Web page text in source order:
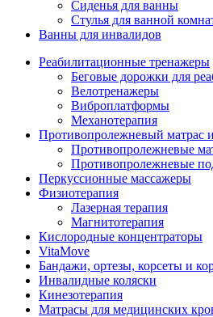
Сиденья для ванны
Стулья для ванной
Ванны для инвалидов
Реабилитационные тренажеры
Беговые дорожки для
Велотренажеры
Виброплатформы
Механотерапия
Противопролежневый матрас
Противопролежневые
Противопролежневые
Перкуссионные массажеры
Физиотерапия
Лазерная терапия
Магнитотерапия
Кислородные концентраторы
VitaMove
Бандажи, ортезы, корсеты и
Инвалидные коляски
Кинезотерапия
Матрасы для медицинских